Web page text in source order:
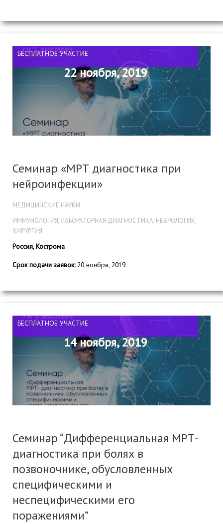
БЕСПЛАТНОЕ УЧАСТИЕ
22 ноября, 2019
Семинар «МРТ диагностика при
нейроинфекции»
МЕДИЦИНСКИЕ НАУКИ
ИММУНОЛОГИЯ, ЛАБОРАТОРНАЯ ДИАГНОСТИКА, НЕВРОЛОГИЯ,
ХИРУРГИЯ
Россия, Кострома
Срок подачи заявок:20 ноября, 2019
БЕСПЛАТНОЕ УЧАСТИЕ
14 ноября, 2019
Семинар “Дифференциальная МРТ-
диагностика при болях в
позвоночнике, обусловленных
специфическими и
неспецифическими его
поражениями”